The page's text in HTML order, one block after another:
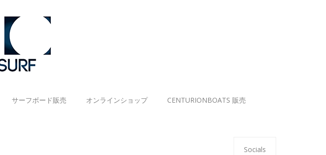
サーフボード販売 オンラインショップ CENTURIONBOATS 販売
Socials